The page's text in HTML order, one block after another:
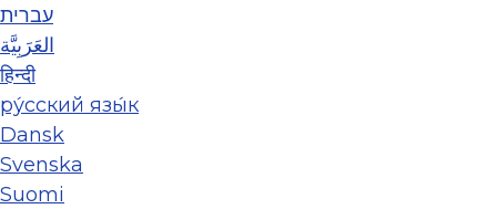
עברית
العَرَبِيَّة
हिन्दी
ру́сский язы́к
Dansk
Svenska
Suomi